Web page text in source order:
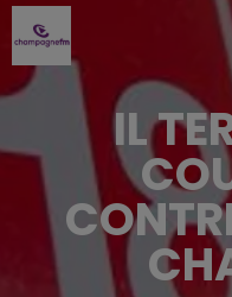
IL